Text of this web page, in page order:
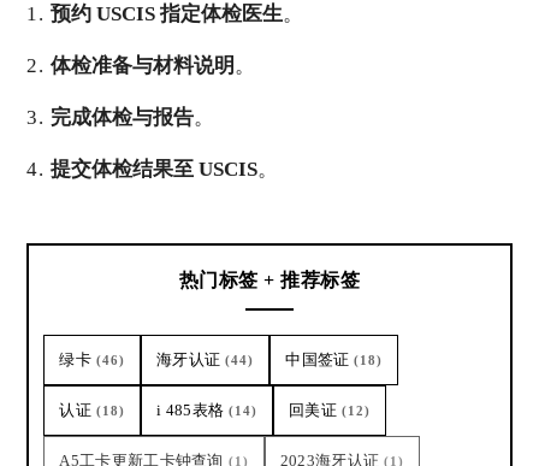
预约 USCIS 指定体检医生。
体检准备与材料说明 。
完成体检与报告。
提交体检结果至 USCIS。
热门标签 + 推荐标签
绿卡 (46) 海牙认证 (44) 中国签证 (18)
认证 (18) i 485表格 (14) 回美证 (12)
A5工卡更新工卡钟查询 (1) 2023海牙认证 (1)